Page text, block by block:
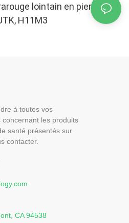
lointain en pierres de
H11M3
à toutes vos
les produits
santé présentés sur
contacter.
CA 94538